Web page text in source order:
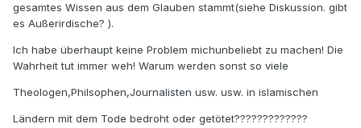
gesamtes Wissen aus dem Glauben stammt(siehe Diskussion. gibt
es Außerirdische? ).
Ich habe überhaupt keine Problem michunbeliebt zu machen! Die
Wahrheit tut immer weh! Warum werden sonst so viele
Theologen,Philsophen,Journalisten usw. usw. in islamischen
Ländern mit dem Tode bedroht oder getötet?????????????